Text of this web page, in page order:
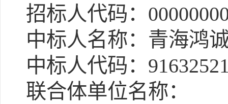
招标人代码：
中标人名称：青海鸿
中标人代码：
联合体单位名称：